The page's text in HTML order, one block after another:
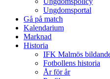
Ungdomsportal
Gå på match
Kalendarium
Marknad
Historia
IFK Malmös
Fotbollens historia
År för år